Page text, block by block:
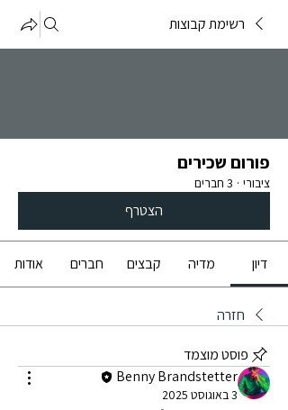
רשימת קבוצות
פורום שכירים
ציבורי · 3 חברים
הצטרף
דיון מדיה קבצים חברים אודות
חזרה
פוסט מוצמד
Benny Brandstetter
3 באוגוסט 2025